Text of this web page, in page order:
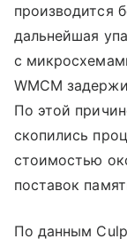
производится
дальнейшая
с
WMCM
По этой
скопились
стоимостью
поставок
По данным